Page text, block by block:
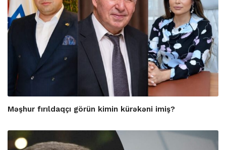
Məşhur fırıldaqçı görün kimin kürəkəni imiş?